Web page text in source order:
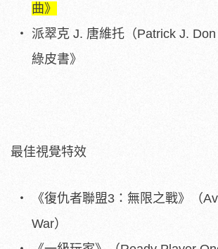
曲》
派翠克 J. 唐維托（Patrick J.
綠皮書》
最佳視覺特效
《復仇者聯盟3：無限之戰》（
War）